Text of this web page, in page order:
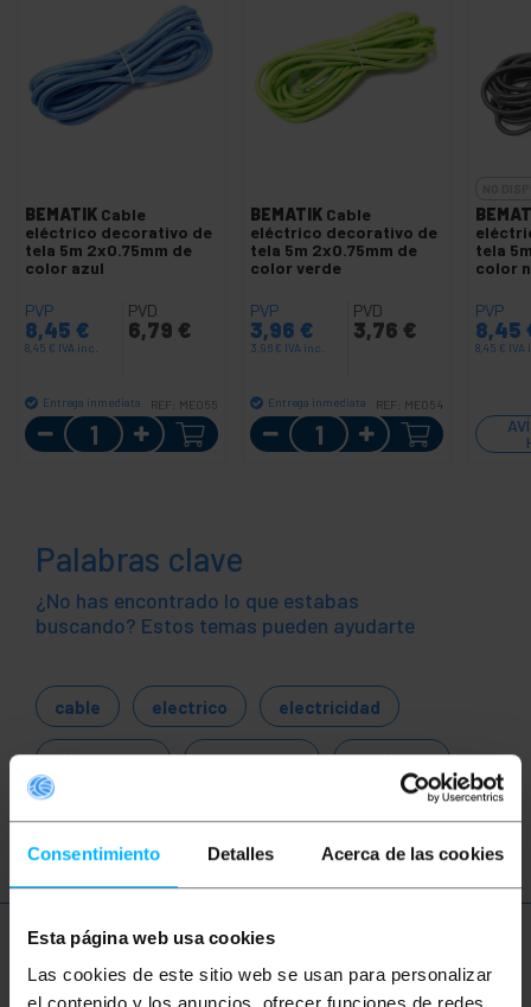
Consentimiento Detalles Acerca de las cookies
Esta página web usa cookies
Las cookies de este sitio web se usan para personalizar
BEMATIK Cable
eléctrico decorativo de
tela 5m 2x0.75mm de
color azul
PVP
8,45 €
8,45 € IVA inc.
PVD
6,79 €
Entrega inmediata REF: ME055
Cantidad
BEMATIK Cable
eléctrico decorativo de
tela 5m 2x0.75mm de
color verde
PVP
3,96 €
3,96 € IVA inc.
PVD
3,76 €
Entrega inmediata REF: ME054
Cantidad
tela
color
PVP
8,45
8,45 € IVA
Palabras clave
¿No has encontrado lo que estabas
buscando? Estos temas pueden ayudarte
cable electrico electricidad
electronica electricista corriente
Más información